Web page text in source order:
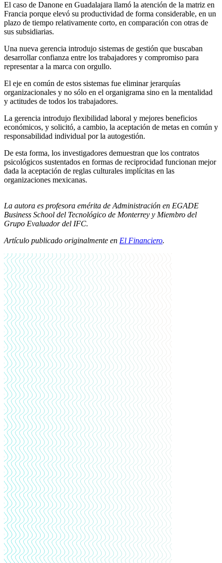
El caso de Danone en Guadalajara llamó la atención de la matriz en
Francia porque elevó su productividad de forma considerable, en un
plazo de tiempo relativamente corto, en comparación con otras de
sus subsidiarias.
Una nueva gerencia introdujo sistemas de gestión que buscaban
desarrollar confianza entre los trabajadores y compromiso para
representar a la marca con orgullo.
El eje en común de estos sistemas fue eliminar jerarquías
organizacionales y no sólo en el organigrama sino en la mentalidad
y actitudes de todos los trabajadores.
La gerencia introdujo flexibilidad laboral y mejores beneficios
económicos, y solicitó, a cambio, la aceptación de metas en común y
responsabilidad individual por la autogestión.
De esta forma, los investigadores demuestran que los contratos
psicológicos sustentados en formas de reciprocidad funcionan mejor
dada la aceptación de reglas culturales implícitas en las
organizaciones mexicanas.
La autora es profesora emérita de Administración en EGADE
Business School del Tecnológico de Monterrey y Miembro del
Grupo Evaluador del IFC.
Artículo publicado originalmente en El Financiero.